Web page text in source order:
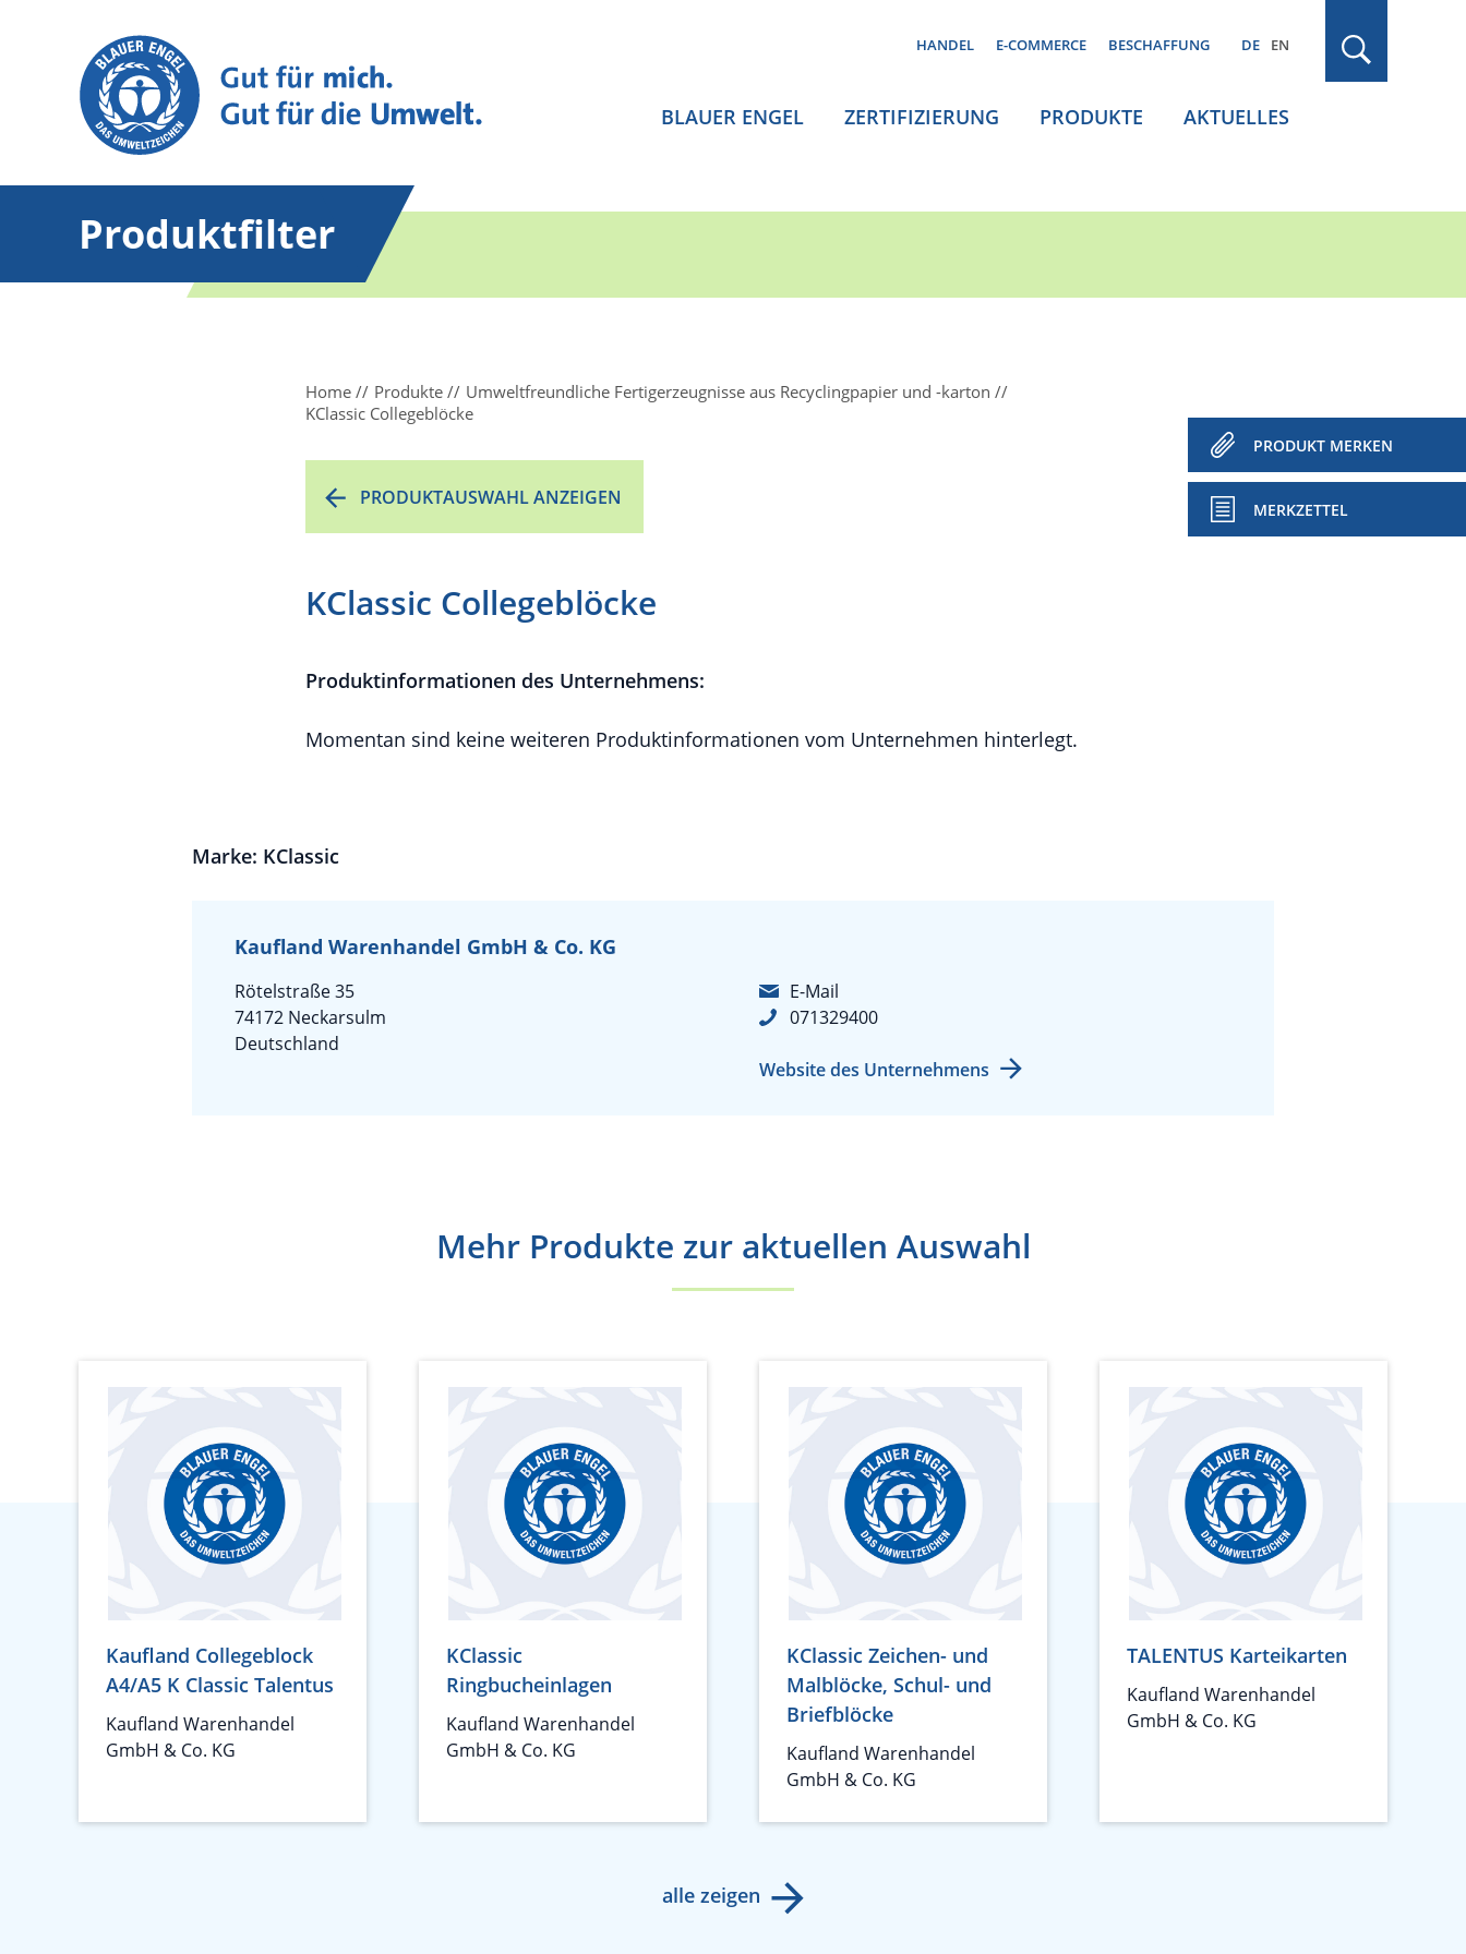
HANDEL E-COMMERCE BESCHAFFUNG DE EN
BLAUER ENGEL ZERTIFIZIERUNG PRODUKTE AKTUELLES
Produktfilter
Home Produkte
Umweltfreundliche Fertigerzeugnisse aus Recyclingpapier und -karton
KClassic Collegeblöcke
PRODUKTAUSWAHL ANZEIGEN
PRODUKT MERKEN
MERKZETTEL
KClassic Collegeblöcke
Produktinformationen des Unternehmens:
Momentan sind keine weiteren Produktinformationen vom Unternehmen hinterlegt.
Marke: KClassic
Kaufland Warenhandel GmbH & Co. KG
Rötelstraße 35
74172 Neckarsulm
Deutschland
E-Mail
071329400
Website des Unternehmens
Mehr Produkte zur aktuellen Auswahl
Kaufland Collegeblock
A4/A5 K Classic Talentus
Kaufland Warenhandel
GmbH & Co. KG
KClassic
Ringbucheinlagen
Kaufland Warenhandel
GmbH & Co. KG
KClassic Zeichen- und
Malblöcke, Schul- und
Briefblöcke
Kaufland Warenhandel
GmbH & Co. KG
TALENTUS Karteikarten
Kaufland Warenhandel
GmbH & Co. KG
alle zeigen